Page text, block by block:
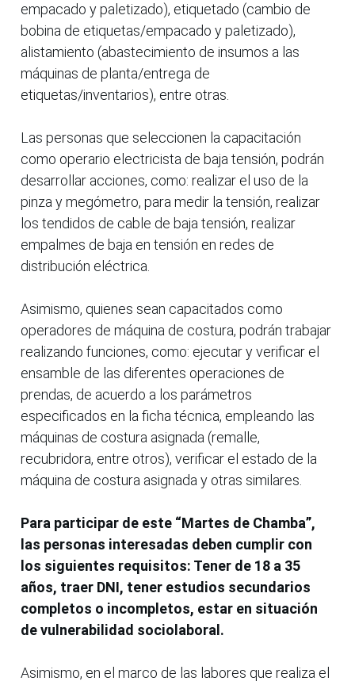
empacado y paletizado), etiquetado (cambio de
bobina de etiquetas/empacado y paletizado),
alistamiento (abastecimiento de insumos a las
máquinas de planta/entrega de
etiquetas/inventarios), entre otras.
Las personas que seleccionen la capacitación
como operario electricista de baja tensión, podrán
desarrollar acciones, como: realizar el uso de la
pinza y megómetro, para medir la tensión, realizar
los tendidos de cable de baja tensión, realizar
empalmes de baja en tensión en redes de
distribución eléctrica.
Asimismo, quienes sean capacitados como
operadores de máquina de costura, podrán trabajar
realizando funciones, como: ejecutar y verificar el
ensamble de las diferentes operaciones de
prendas, de acuerdo a los parámetros
especificados en la ficha técnica, empleando las
máquinas de costura asignada (remalle,
recubridora, entre otros), verificar el estado de la
máquina de costura asignada y otras similares.
Para participar de este “Martes de Chamba”,
las personas interesadas deben cumplir con
los siguientes requisitos: Tener de 18 a 35
años, traer DNI, tener estudios secundarios
completos o incompletos, estar en situación
de vulnerabilidad sociolaboral.
Asimismo, en el marco de las labores que realiza el